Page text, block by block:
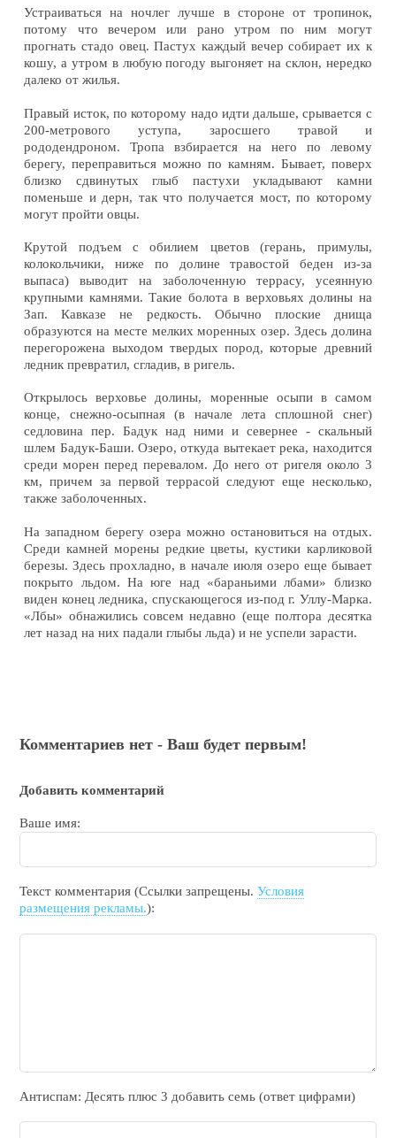
Устраиваться на ночлег лучше в стороне от тропинок,
потому что вечером или рано утром по ним могут
прогнать стадо овец. Пастух каждый вечер собирает их к
кошу, а утром в любую погоду выгоняет на склон, нередко
далеко от жилья.
Правый исток, по которому надо идти дальше, срывается с
200-метрового уступа, заросшего травой и
рододендроном. Тропа взбирается на него по левому
берегу, переправиться можно по камням. Бывает, поверх
близко сдвинутых глыб пастухи укладывают камни
поменьше и дерн, так что получается мост, по которому
могут пройти овцы.
Крутой подъем с обилием цветов (герань, примулы,
колокольчики, ниже по долине травостой беден из-за
выпаса) выводит на заболоченную террасу, усеянную
крупными камнями. Такие болота в верховьях долины на
Зап. Кавказе не редкость. Обычно плоские днища
образуются на месте мелких моренных озер. Здесь долина
перегорожена выходом твердых пород, которые древний
ледник превратил, сгладив, в ригель.
Открылось верховье долины, моренные осыпи в самом
конце, снежно-осыпная (в начале лета сплошной снег)
седловина пер. Бадук над ними и севернее - скальный
шлем Бадук-Баши. Озеро, откуда вытекает река, находится
среди морен перед перевалом. До него от ригеля около 3
км, причем за первой террасой следуют еще несколько,
также заболоченных.
На западном берегу озера можно остановиться на отдых.
Среди камней морены редкие цветы, кустики карликовой
березы. Здесь прохладно, в начале июля озеро еще бывает
покрыто льдом. На юге над «бараньими лбами» близко
виден конец ледника, спускающегося из-под г. Уллу-Марка.
«Лбы» обнажились совсем недавно (еще полтора десятка
лет назад на них падали глыбы льда) и не успели зарасти.
Комментариев нет - Ваш будет первым!
Добавить комментарий
Ваше имя:
Текст комментария (Ссылки запрещены.Условия
размещения рекламы.):
Антиспам: Дecять плюc 3 добавить ceмь (ответ цифрами)